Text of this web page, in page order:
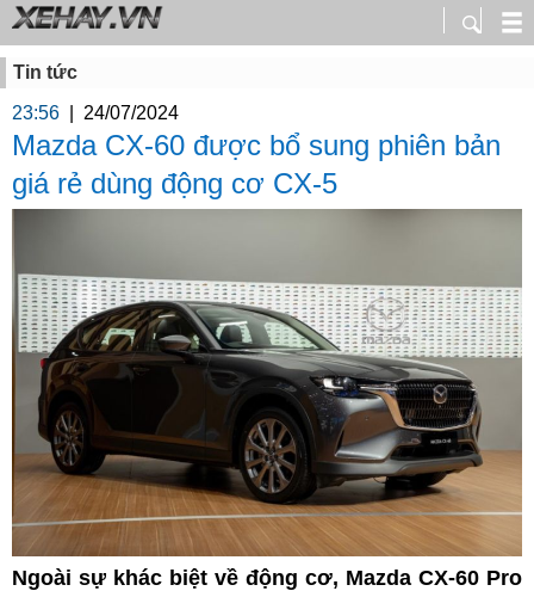
Tin tức
23:56
24/07/2024
Mazda CX-60 được bổ sung phiên bản
giá rẻ dùng động cơ CX-5
Ngoài sự khác biệt về động cơ, Mazda CX-60 Pro